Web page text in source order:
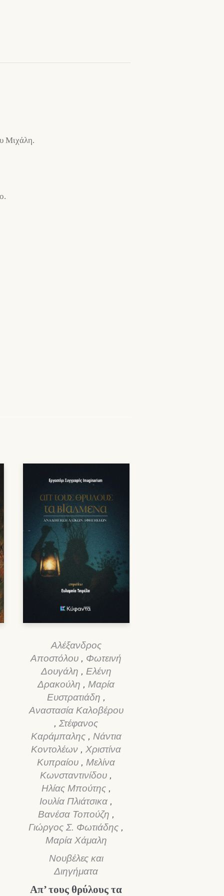
Μιχάλη.
Αλέξανδρος
Αποστόλου , Φωτεινή
Δουγάλη , Ελένη
Δρακούλη ,Μαρία
Ευστρατιάδη ,
Αναστασία Καλοβέρου
,Στέφανος
Καράμπαλης , Νάντια
Κοντολέων ,Χριστίνα
Κυπραίου ,Μελίνα
Κωνσταντινίδου ,
Ηλίας Μπούτης ,
Ιουλία Πλιάτσικα ,
Βανέσα Τοπούζη ,
Γιώργος Σ. Φωτιάδης ,
Μαρία Χάμαλη
Νουβέλες και
Διηγήματα
Απ’ τους θρύλους τα